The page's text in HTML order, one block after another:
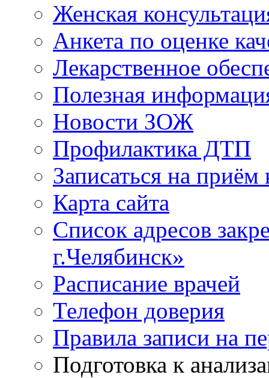
Женская
Анкета по оценке
Лекарственное
Полезная
Новости ЗОЖ
Профилактика ДТП
Записаться на приём
Карта сайта
Список адресов
г.Челябинск»
Расписание врачей
Телефон доверия
Правила записи на
Подготовка к